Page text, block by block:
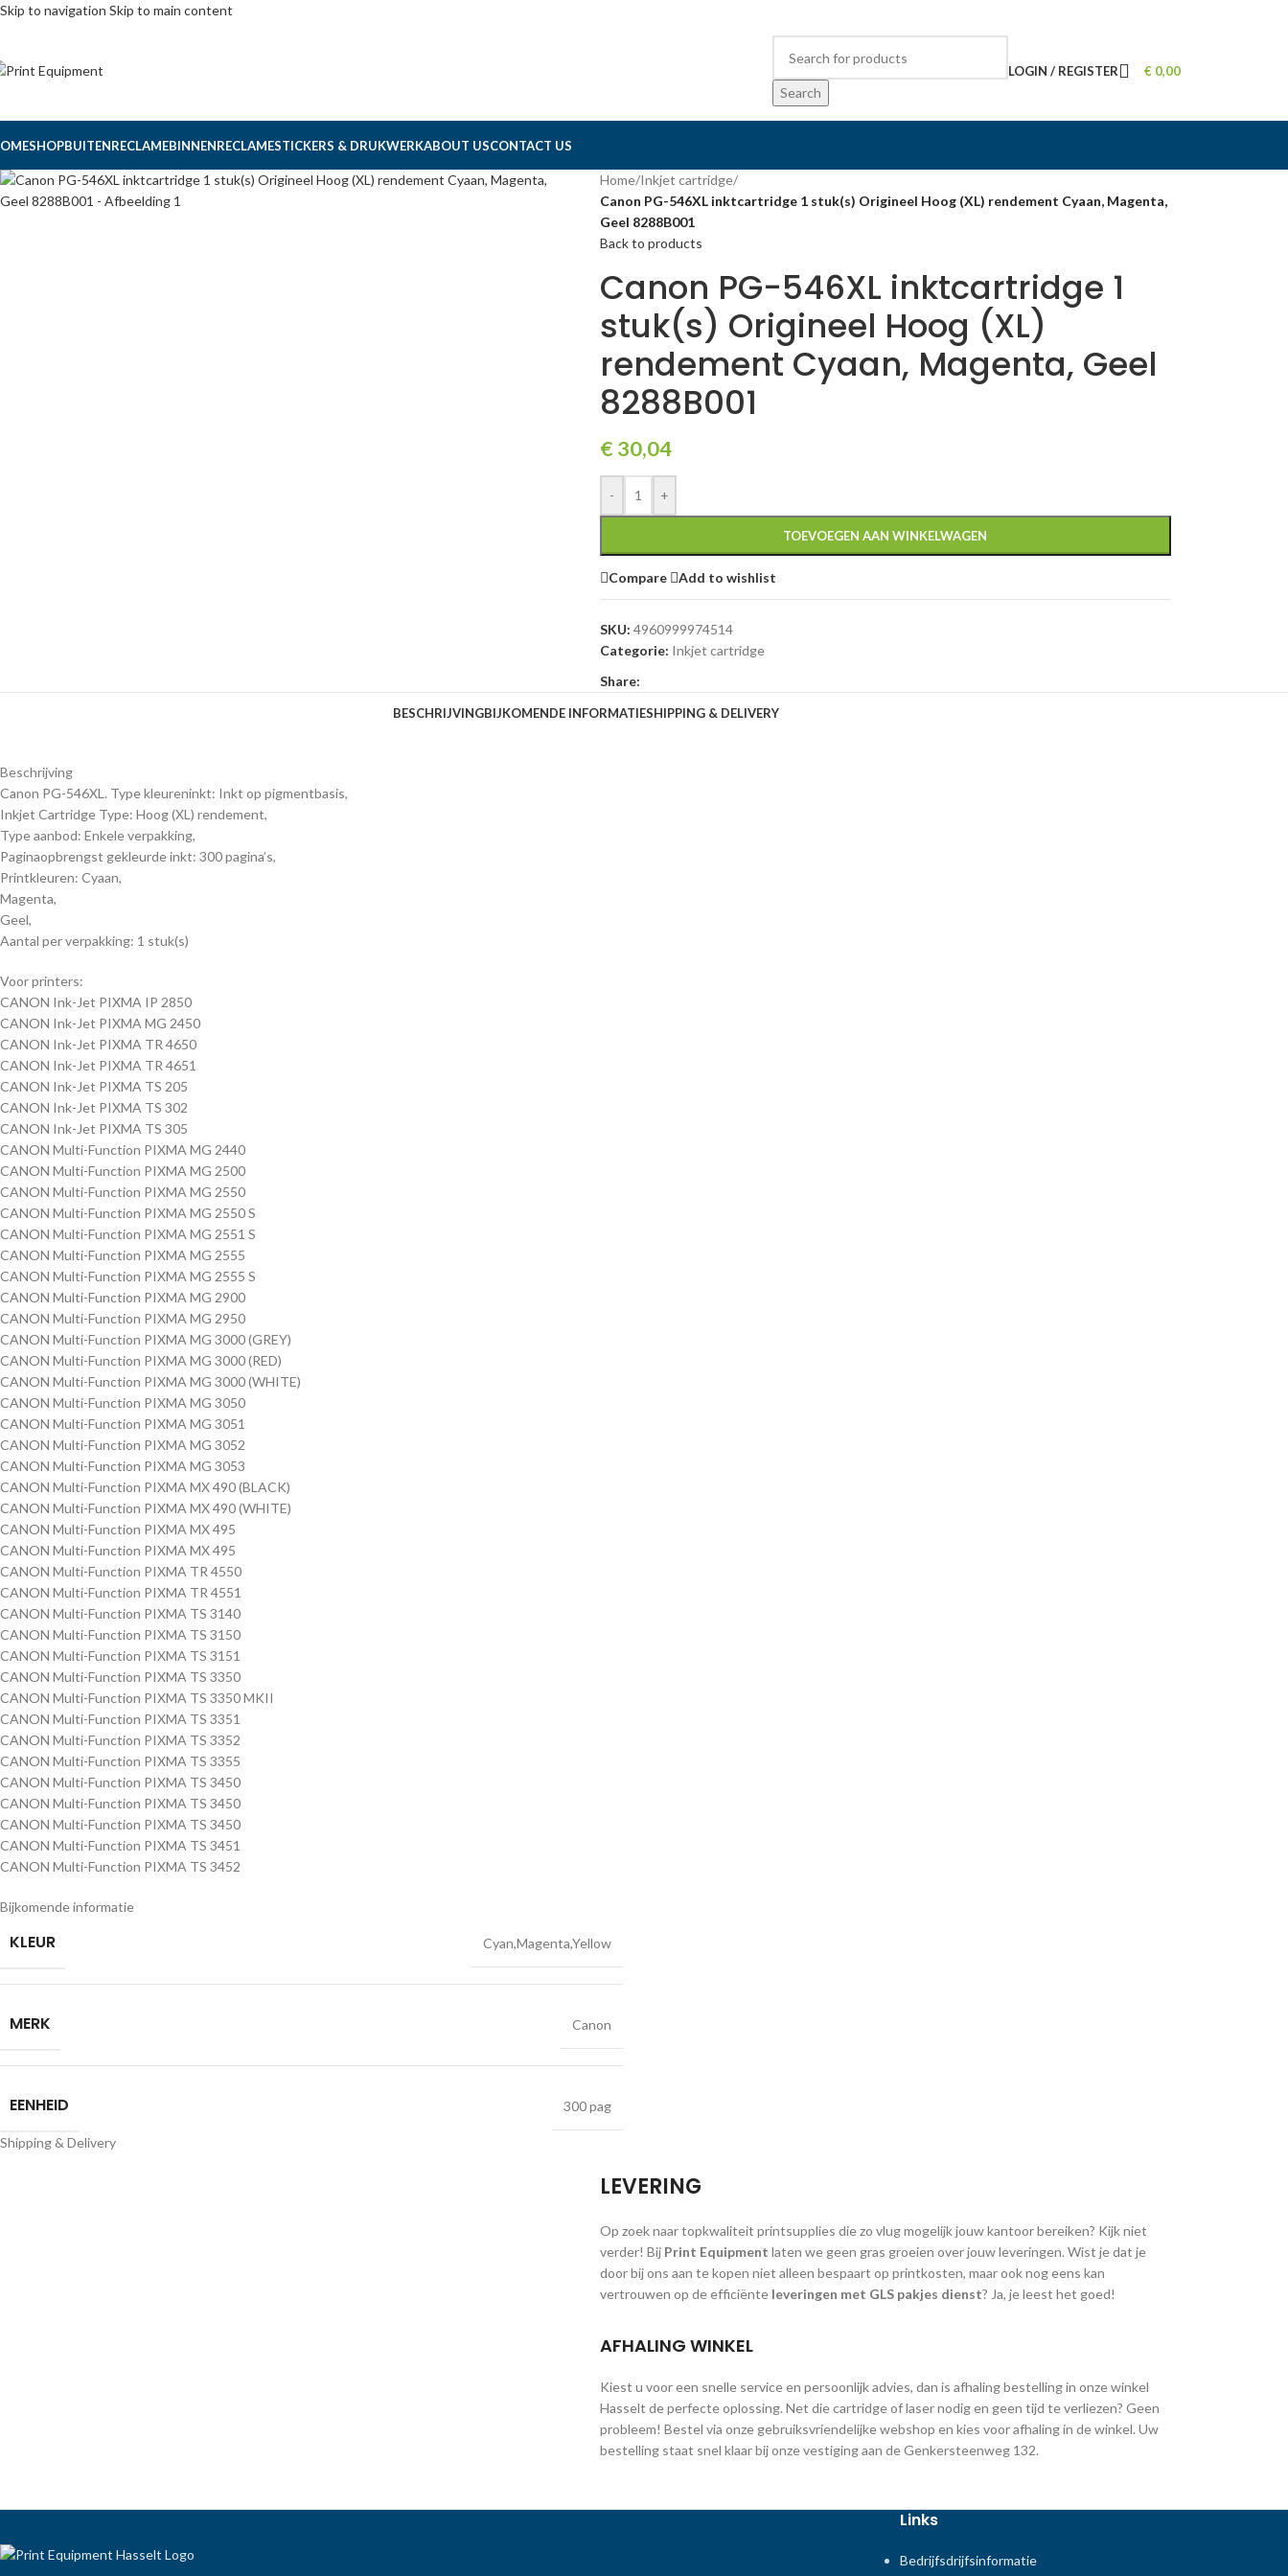
Skip to navigation Skip to main content
Search
LOGIN / REGISTER € 0,00
SHOPBUITENRECLAMEBINNENRECLAMESTICKERS & DRUKWERKABOUT USCONTACT US
Home/Inkjet cartridge/
Canon PG-546XL inktcartridge 1 stuk(s) Origineel Hoog (XL) rendement Cyaan, Magenta,
Geel 8288B001
Back to products
Canon PG-546XL inktcartridge 1
stuk(s) Origineel Hoog (XL)
rendement Cyaan, Magenta, Geel
8288B001
€ 30,04
- +
TOEVOEGEN AAN WINKELWAGEN
Compare Add to wishlist
SKU: 4960999974514
Categorie: Inkjet cartridge
Share:
BESCHRIJVINGBIJKOMENDE INFORMATIESHIPPING & DELIVERY
Beschrijving
Canon PG-546XL. Type kleureninkt: Inkt op pigmentbasis,
Inkjet Cartridge Type: Hoog (XL) rendement,
Type aanbod: Enkele verpakking,
Paginaopbrengst gekleurde inkt: 300 pagina’s,
Printkleuren: Cyaan,
Magenta,
Geel,
Aantal per verpakking: 1 stuk(s)
Voor printers:
CANON Ink-Jet PIXMA IP 2850
CANON Ink-Jet PIXMA MG 2450
CANON Ink-Jet PIXMA TR 4650
CANON Ink-Jet PIXMA TR 4651
CANON Ink-Jet PIXMA TS 205
CANON Ink-Jet PIXMA TS 302
CANON Ink-Jet PIXMA TS 305
CANON Multi-Function PIXMA MG 2440
CANON Multi-Function PIXMA MG 2500
CANON Multi-Function PIXMA MG 2550
CANON Multi-Function PIXMA MG 2550 S
CANON Multi-Function PIXMA MG 2551 S
CANON Multi-Function PIXMA MG 2555
CANON Multi-Function PIXMA MG 2555 S
CANON Multi-Function PIXMA MG 2900
CANON Multi-Function PIXMA MG 2950
CANON Multi-Function PIXMA MG 3000 (GREY)
CANON Multi-Function PIXMA MG 3000 (RED)
CANON Multi-Function PIXMA MG 3000 (WHITE)
CANON Multi-Function PIXMA MG 3050
CANON Multi-Function PIXMA MG 3051
CANON Multi-Function PIXMA MG 3052
CANON Multi-Function PIXMA MG 3053
CANON Multi-Function PIXMA MX 490 (BLACK)
CANON Multi-Function PIXMA MX 490 (WHITE)
CANON Multi-Function PIXMA MX 495
CANON Multi-Function PIXMA MX 495
CANON Multi-Function PIXMA TR 4550
CANON Multi-Function PIXMA TR 4551
CANON Multi-Function PIXMA TS 3140
CANON Multi-Function PIXMA TS 3150
CANON Multi-Function PIXMA TS 3151
CANON Multi-Function PIXMA TS 3350
CANON Multi-Function PIXMA TS 3350 MKII
CANON Multi-Function PIXMA TS 3351
CANON Multi-Function PIXMA TS 3352
CANON Multi-Function PIXMA TS 3355
CANON Multi-Function PIXMA TS 3450
CANON Multi-Function PIXMA TS 3450
CANON Multi-Function PIXMA TS 3450
CANON Multi-Function PIXMA TS 3451
CANON Multi-Function PIXMA TS 3452
Bijkomende informatie
KLEUR Cyan,Magenta,Yellow
MERK Canon
EENHEID 300 pag
Shipping & Delivery
LEVERING
Op zoek naar topkwaliteit printsupplies die zo vlug mogelijk jouw kantoor bereiken? Kijk niet
verder! Bij Print Equipment laten we geen gras groeien over jouw leveringen. Wist je dat je
door bij ons aan te kopen niet alleen bespaart op printkosten, maar ook nog eens kan
vertrouwen op de efficiënte leveringen met GLS pakjes dienst? Ja, je leest het goed!
AFHALING WINKEL
Kiest u voor een snelle service en persoonlijk advies, dan is afhaling bestelling in onze winkel
Hasselt de perfecte oplossing. Net die cartridge of laser nodig en geen tijd te verliezen? Geen
probleem! Bestel via onze gebruiksvriendelijke webshop en kies voor afhaling in de winkel. Uw
bestelling staat snel klaar bij onze vestiging aan de Genkersteenweg 132.
Links
Bedrijfsdrijfsinformatie